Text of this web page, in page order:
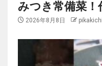
みつき常備菜！
2026年8月8日